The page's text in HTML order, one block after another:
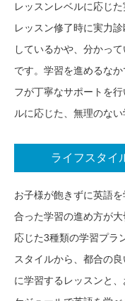
レッスンレベルに応じ
レッスン修了時に実力
しているかや、分かっ
です。学習を進めるな
フが丁寧なサポートを
ルに応じた、無理のない
ライフスタイ
お子様が飽きずに英語
合った学習の進め方が
応じた3種類の学習プラ
スタイルから、都合の
に学習するレッスンと